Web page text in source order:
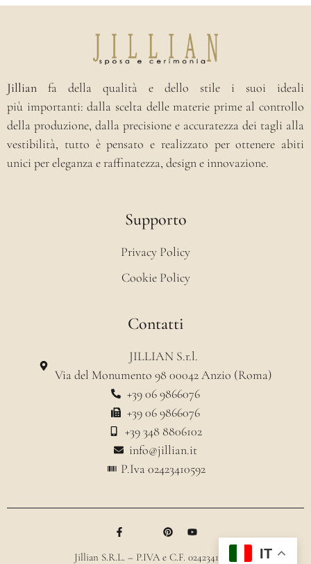
Jillian fa della qualità e dello stile i suoi ideali
più importanti: dalla scelta delle materie prime al controllo
della produzione, dalla precisione e accuratezza dei tagli alla
vestibilità, tutto è pensato e realizzato per ottenere abiti
unici per eleganza e raffinatezza, design e innovazione.
Supporto
Privacy Policy
Cookie Policy
Contatti
JILLIAN S.r.l.
Via del Monumento 98 00042 Anzio (Roma)
+39 06 9866076
+39 06 9866076
+39 348 8806102
info@jillian.it
P.Iva 02423410592
Jillian S.R.L. – P.IVA e C.F. 02423410592 IT